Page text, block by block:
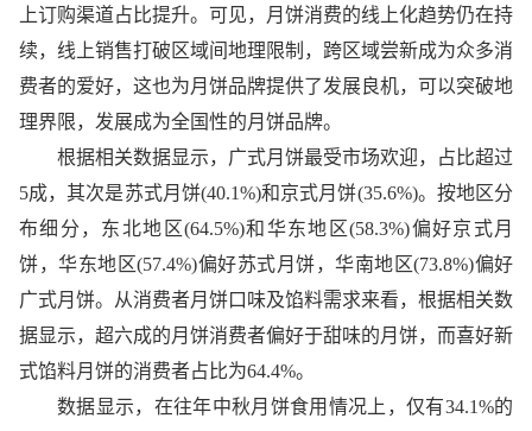
上订购渠道占比提升。可见，月饼消费的线上化趋势仍在持
续，线上销售打破区域间地理限制，跨区域尝新成为众多消
费者的爱好，这也为月饼品牌提供了发展良机，可以突破地
理界限，发展成为全国性的月饼品牌。
根据相关数据显示，广式月饼最受市场欢迎，占比超过
5成，其次是苏式月饼(40.1%)和京式月饼(35.6%)。按地区分
布细分，东北地区(64.5%)和华东地区(58.3%)偏好京式月
饼，华东地区(57.4%)偏好苏式月饼，华南地区(73.8%)偏好
广式月饼。从消费者月饼口味及馅料需求来看，根据相关数
据显示，超六成的月饼消费者偏好于甜味的月饼，而喜好新
式馅料月饼的消费者占比为64.4%。
数据显示，在往年中秋月饼食用情况上，仅有34.1%的